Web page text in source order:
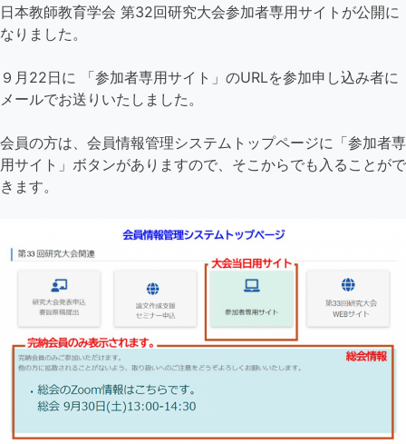
日本教師教育学会 第32回研究大会参加者専用サイトが公開に
なりました。
９月22日に 「参加者専用サイト」のURLを参加申し込み者に
メールでお送りいたしました。
会員の方は、会員情報管理システムトップページに「参加者専
用サイト」ボタンがありますので、そこからでも入ることがで
きます。